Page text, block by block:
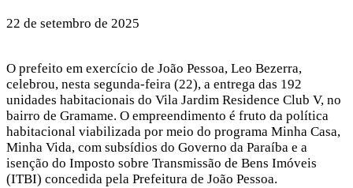
22 de setembro de 2025
O prefeito em exercício de João Pessoa, Leo Bezerra,
celebrou, nesta segunda-feira (22), a entrega das 192
unidades habitacionais do Vila Jardim Residence Club V, no
bairro de Gramame. O empreendimento é fruto da política
habitacional viabilizada por meio do programa Minha Casa,
Minha Vida, com subsídios do Governo da Paraíba e a
isenção do Imposto sobre Transmissão de Bens Imóveis
(ITBI) concedida pela Prefeitura de João Pessoa.